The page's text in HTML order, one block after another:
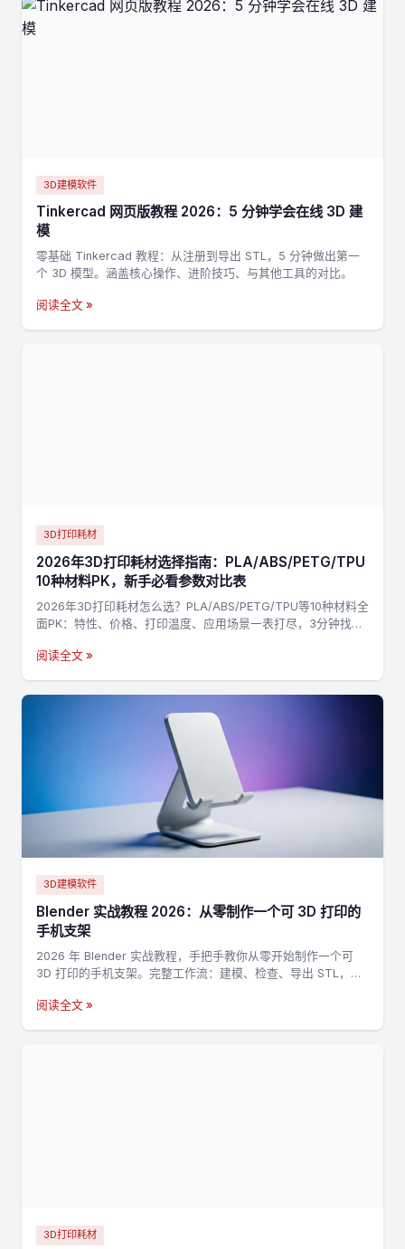
3D建模软件
Tinkercad 网页版教程 2026：5 分钟学会在线 3D 建
模
零基础 Tinkercad 教程：从注册到导出 STL，5 分钟做出第一
个 3D 模型。涵盖核心操作、进阶技巧、与其他工具的对比。
阅读全文 »
3D打印耗材
2026年3D打印耗材选择指南：PLA/ABS/PETG/TPU
10种材料PK，新手必看参数对比表
2026年3D打印耗材怎么选？PLA/ABS/PETG/TPU等10种材料全
面PK：特性、价格、打印温度、应用场景一表打尽，3分钟找到
阅读全文 »
3D建模软件
Blender 实战教程 2026：从零制作一个可 3D 打印的
手机支架
2026 年 Blender 实战教程，手把手教你从零开始制作一个可
3D 打印的手机支架。完整工作流：建模、检查、导出 STL，适
阅读全文 »
3D打印耗材